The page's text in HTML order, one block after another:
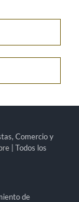
Comercio y
| Todos los
de